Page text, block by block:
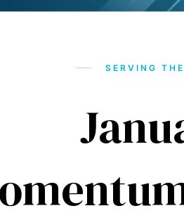
SERVING